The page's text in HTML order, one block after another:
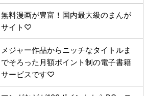
無料漫画が豊富！国内最大級のまんが
サイト♡
メジャー作品からニッチなタイトルま
でそろった月額ポイント制の電子書籍
サービスです♡